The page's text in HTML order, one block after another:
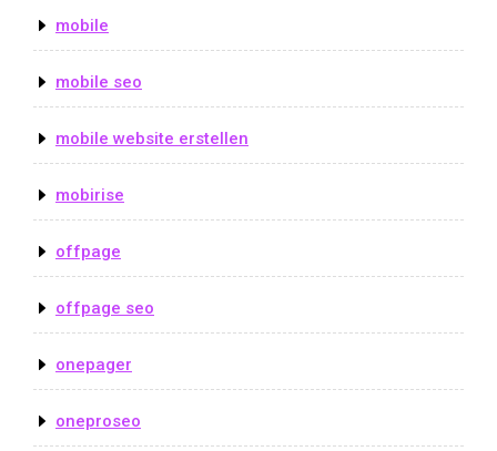
mobile
mobile seo
mobile website erstellen
mobirise
offpage
offpage seo
onepager
oneproseo